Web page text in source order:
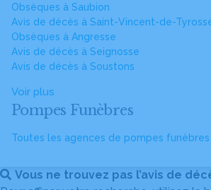
Obsèques à Saubion
Avis de décès à Saint-Vincent-de-
Obsèques à Angresse
Avis de décès à Seignosse
Avis de décès à Soustons
Voir plus
Pompes Funèbres
Toutes les agences de pompes funèbres
Vous ne trouvez pas l’avis de